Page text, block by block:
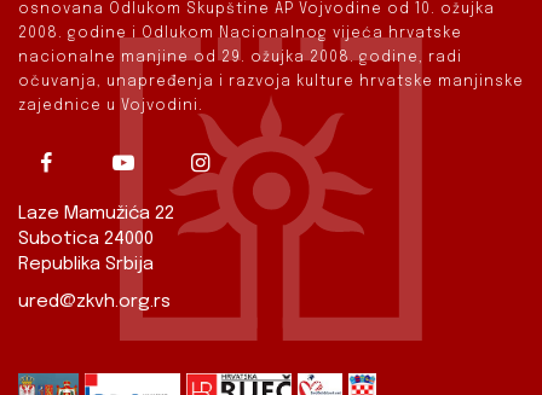
osnovana Odlukom Skupštine AP Vojvodine od 10. ožujka
2008. godine i Odlukom Nacionalnog vijeća hrvatske
nacionalne manjine od 29. ožujka 2008. godine, radi
očuvanja, unapređenja i razvoja kulture hrvatske manjinske
zajednice u Vojvodini.
Laze Mamužića 22
Subotica 24000
Republika Srbija
ured@zkvh.org.rs